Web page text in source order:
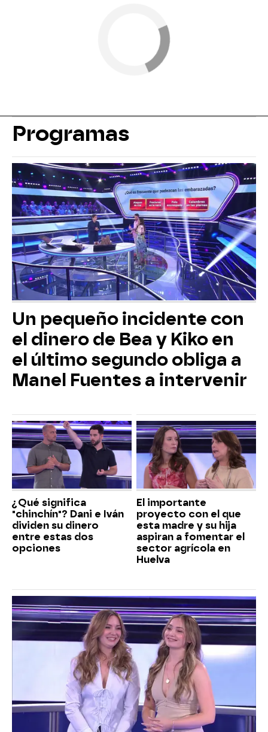
Programas
Un pequeño incidente con
el dinero de Bea y Kiko en
el último segundo obliga a
Manel Fuentes a intervenir
¿Qué significa
"chinchín"? Dani e Iván
dividen su dinero
entre estas dos
opciones
El importante
proyecto con el que
esta madre y su hija
aspiran a fomentar el
sector agrícola en
Huelva